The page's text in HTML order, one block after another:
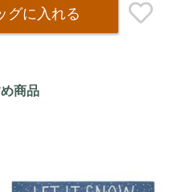
グに入れる
商品